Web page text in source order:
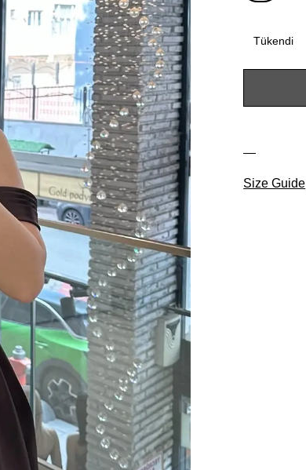
Size Guide
Tükendi